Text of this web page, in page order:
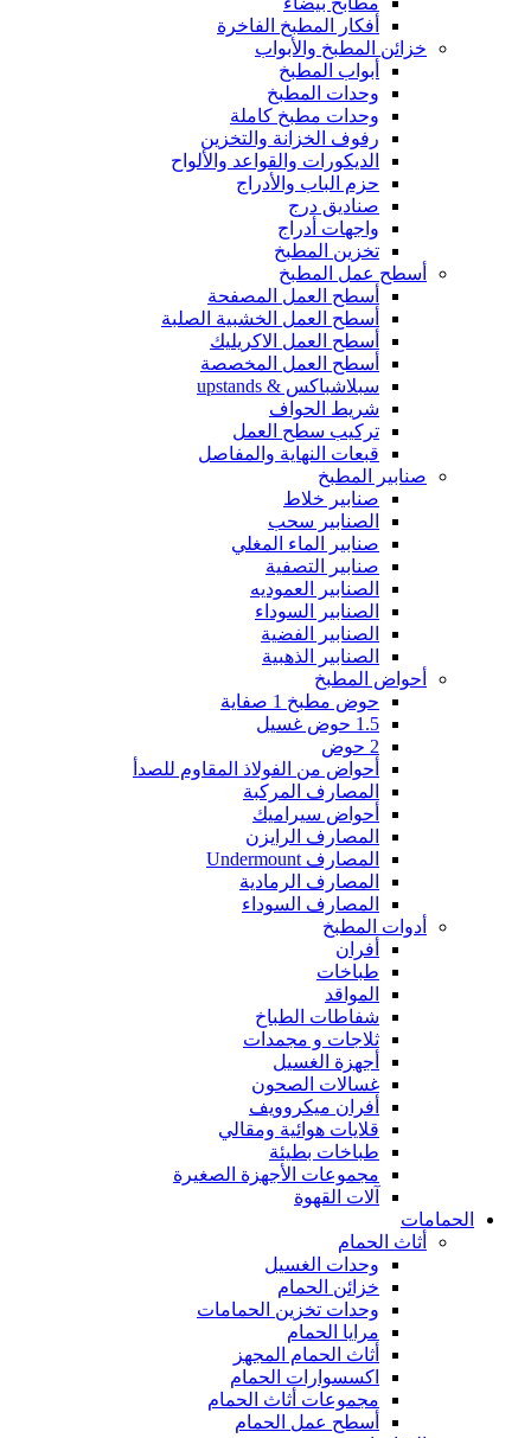
أفكار المطبخ الفاخرة
خزائن المطبخ والأبواب
أبواب المطبخ
وحدات المطبخ
وحدات مطبخ كاملة
رفوف الخزانة والتخزين
الديكورات والقواعد والألواح
حزم الباب والأدراج
صناديق درج
واجهات أدراج
تخزين المطبخ
أسطح عمل المطبخ
أسطح العمل المصفحة
أسطح العمل الخشبية الصلبة
أسطح العمل الاكريليك
أسطح العمل المخصصة
سبلاشباكس & upstands
شريط الحواف
تركيب سطح العمل
قبعات النهاية والمفاصل
صنابير المطبخ
صنابير خلاط
الصنابير سحب
صنابير الماء المغلي
صنابير التصفية
الصنابير العموديه
الصنابير السوداء
الصنابير الفضية
الصنابير الذهبية
أحواض المطبخ
حوض مطبخ 1 صفاية
1.5 حوض غسيل
2 حوض
أحواض من الفولاذ المقاوم للصدأ
المصارف المركبة
أحواض سيراميك
المصارف الرايزن
المصارف Undermount
المصارف الرمادية
المصارف السوداء
أدوات المطبخ
أفران
طباخات
المواقد
شفاطات الطباخ
ثلاجات و مجمدات
أجهزة الغسيل
غسالات الصحون
أفران ميكروويف
قلايات هوائية ومقالي
طباخات بطيئة
مجموعات الأجهزة الصغيرة
آلات القهوة
الحمامات
أثاث الحمام
وحدات الغسيل
خزائن الحمام
وحدات تخزين الحمامات
مرايا الحمام
أثاث الحمام المجهز
اكسسوارات الحمام
مجموعات أثاث الحمام
أسطح عمل الحمام